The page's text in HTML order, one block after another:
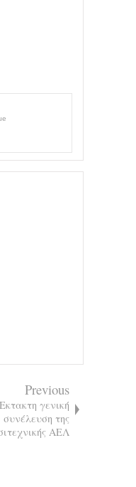
Previous
Εκτακτη γενική
συνέλευση της
ΑΕΛ